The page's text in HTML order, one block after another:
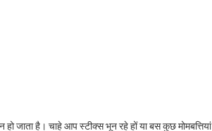
जाता है। चाहे आप स्टीक्स भून रहे हों या बस कुछ मोमबत्तियां